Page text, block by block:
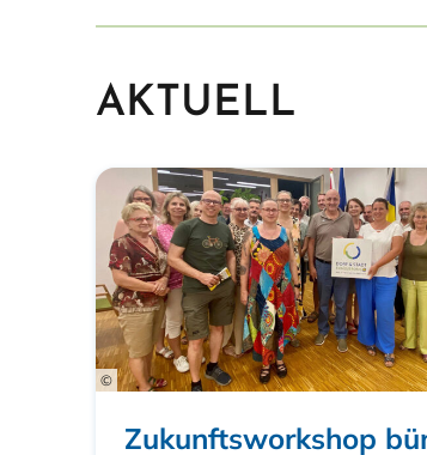
AKTUELL
©
Zukunftsworkshop